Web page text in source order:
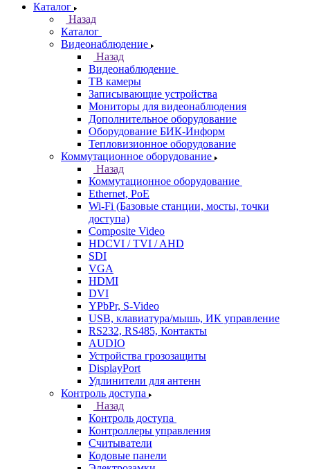
Каталог
Назад
Каталог
Видеонаблюдение
Назад
Видеонаблюдение
ТВ камеры
Записывающие устройства
Мониторы для видеонаблюдения
Дополнительное оборудование
Оборудование БИК-Информ
Тепловизионное оборудование
Коммутационное оборудование
Назад
Коммутационное оборудование
Ethernet, PoE
Wi-Fi (Базовые станции, мосты, точки
доступа)
Composite Video
HDCVI / TVI / AHD
SDI
VGA
HDMI
DVI
YPbPr, S-Video
USB, клавиатура/мышь, ИК управление
RS232, RS485, Контакты
AUDIO
Устройства грозозащиты
DisplayPort
Удлинители для антенн
Контроль доступа
Назад
Контроль доступа
Контроллеры управления
Считыватели
Кодовые панели